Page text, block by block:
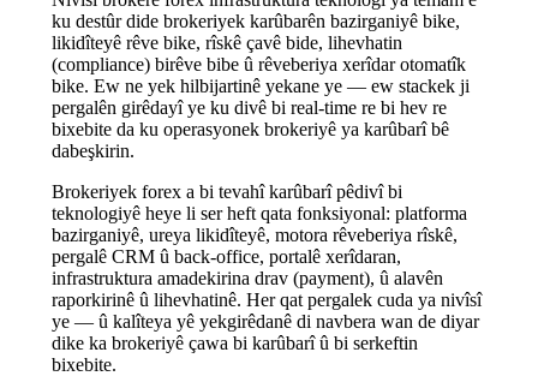
ku destûr dide brokeriyek karûbarên bazirganiyê bike,
likidîteyê rêve bike, rîskê çavê bide, lihevhatin
(compliance) birêve bibe û rêveberiya xerîdar otomatîk
bike. Ew ne yek hilbijartinê yekane ye — ew stackek ji
pergalên girêdayî ye ku divê bi real-time re bi hev re
bixebite da ku operasyonek brokeriyê ya karûbarî bê
dabeşkirin.
Brokeriyek forex a bi tevahî karûbarî pêdivî bi
teknologiyê heye li ser heft qata fonksiyonal: platforma
bazirganiyê, ureya likidîteyê, motora rêveberiya rîskê,
pergalê CRM û back-office, portalê xerîdaran,
infrastruktura amadekirina drav (payment), û alavên
raporkirinê û lihevhatinê. Her qat pergalek cuda ya nivîsî
ye — û kalîteya yê yekgirêdanê di navbera wan de diyar
dike ka brokeriyê çawa bi karûbarî û bi serkeftin
bixebite.